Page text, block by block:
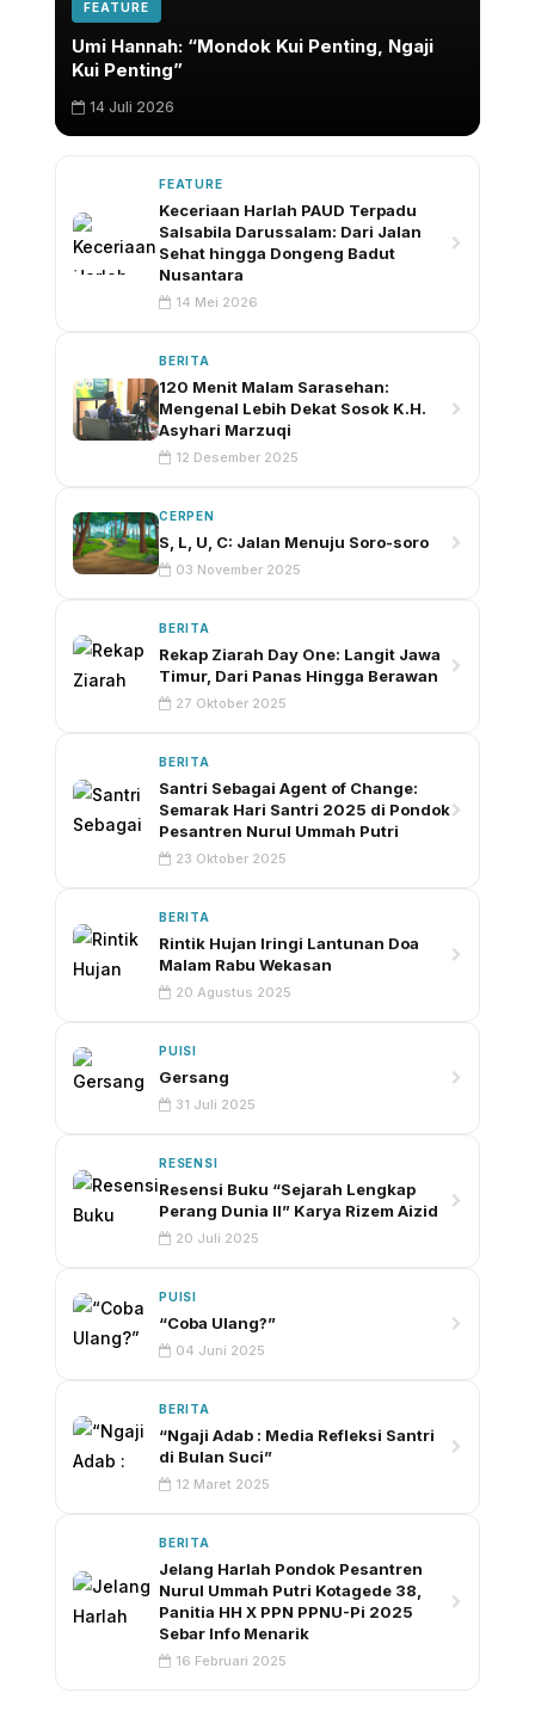
FEATURE
Umi Hannah: “Mondok Kui Penting, Ngaji
Kui Penting”
14 Juli 2026
FEATURE
Keceriaan Harlah PAUD Terpadu
Salsabila Darussalam: Dari Jalan
Sehat hingga Dongeng Badut
Nusantara
14 Mei 2026
BERITA
120 Menit Malam Sarasehan:
Mengenal Lebih Dekat Sosok K.H.
Asyhari Marzuqi
12 Desember 2025
CERPEN
S, L, U, C: Jalan Menuju Soro-soro
03 November 2025
BERITA
Rekap Ziarah Day One: Langit Jawa
Timur, Dari Panas Hingga Berawan
27 Oktober 2025
BERITA
Santri Sebagai Agent of Change:
Semarak Hari Santri 2025 di Pondok
Pesantren Nurul Ummah Putri
23 Oktober 2025
BERITA
Rintik Hujan Iringi Lantunan Doa
Malam Rabu Wekasan
20 Agustus 2025
PUISI
Gersang
31 Juli 2025
RESENSI
Resensi Buku “Sejarah Lengkap
Perang Dunia II” Karya Rizem Aizid
20 Juli 2025
PUISI
“Coba Ulang?”
04 Juni 2025
BERITA
“Ngaji Adab : Media Refleksi Santri
di Bulan Suci”
12 Maret 2025
BERITA
Jelang Harlah Pondok Pesantren
Nurul Ummah Putri Kotagede 38,
Panitia HH X PPN PPNU-Pi 2025
Sebar Info Menarik
16 Februari 2025